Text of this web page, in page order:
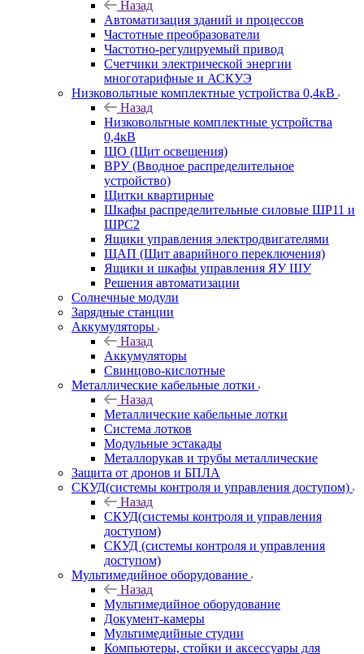
Назад
Автоматизация зданий и процессов
Частотные преобразователи
Частотно-регулируемый привод
Счетчики электрической энергии
многотарифные и АСКУЭ
Низковольтные комплектные устройства 0,4кВ
Назад
Низковольтные комплектные устройства
0,4кВ
ЩО (Щит освещения)
ВРУ (Вводное распределительное
устройство)
Щитки квартирные
Шкафы распределительные силовые ШР11 и
ШРС2
Ящики управления электродвигателями
ЩАП (Щит аварийного переключения)
Ящики и шкафы управления ЯУ ШУ
Решения автоматизации
Солнечные модули
Зарядные станции
Аккумуляторы
Назад
Аккумуляторы
Свинцово-кислотные
Металлические кабельные лотки
Назад
Металлические кабельные лотки
Система лотков
Модульные эстакады
Металлорукав и трубы металлические
Защита от дронов и БПЛА
СКУД(системы контроля и управления доступом)
Назад
СКУД(системы контроля и управления
доступом)
СКУД (системы контроля и управления
доступом)
Мультимедийное оборудование
Назад
Мультимедийное оборудование
Документ-камеры
Мультимедийные студии
Компьютеры, стойки и аксессуары для